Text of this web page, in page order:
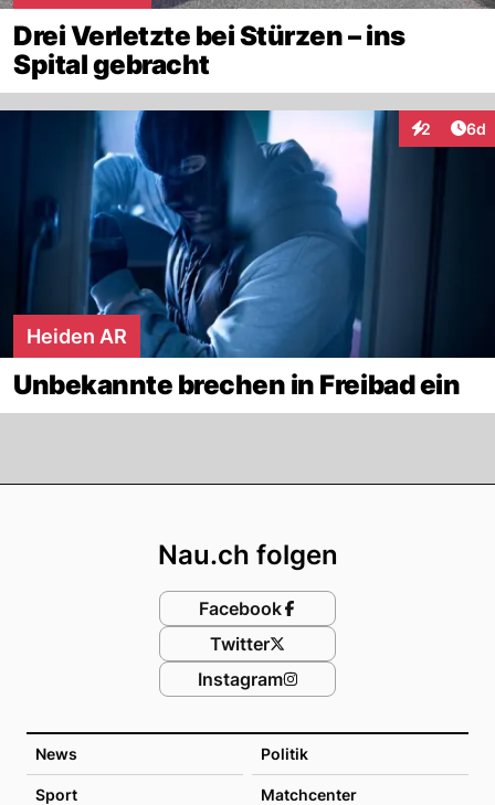
Drei Verletzte bei Stürzen – ins
Spital gebracht
2 6d
Heiden AR
Unbekannte brechen in Freibad ein
News Politik
Sport Matchcenter
Nau.ch folgen
Facebook
Twitter
Instagram